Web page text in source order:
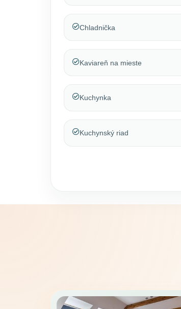
Chladnička
Kaviareň na mieste
Kuchynka
Kuchynský riad